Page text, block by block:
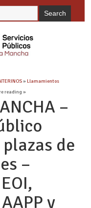
»Llamamientos
reading »
–
de
–
y